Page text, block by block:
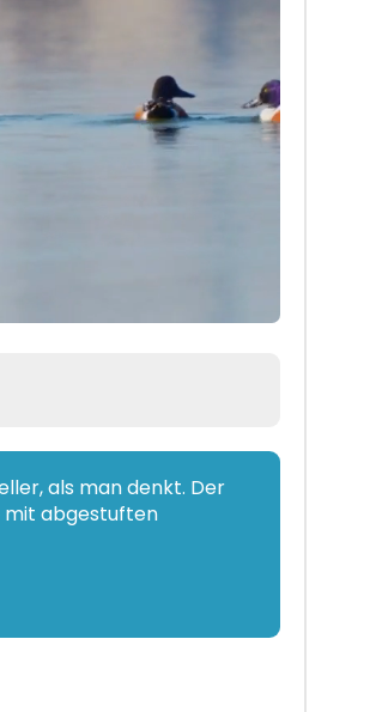
als man denkt. Der
mit abgestuften